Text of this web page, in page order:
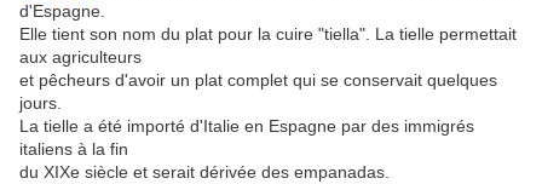
d'Espagne.
Elle tient son nom du plat pour la cuire "tiella". La tielle permettait
aux agriculteurs
et pêcheurs d'avoir un plat complet qui se conservait quelques
jours.
La tielle a été importé d'Italie en Espagne par des immigrés
italiens à la fin
du XIXe siècle et serait dérivée des empanadas.